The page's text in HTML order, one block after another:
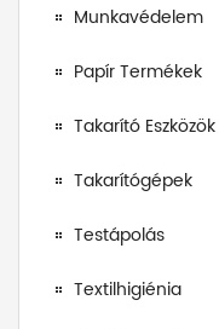
Munkavédelem
Papír Termékek
Takarító Eszközök
Takarítógépek
Testápolás
Textilhigiénia